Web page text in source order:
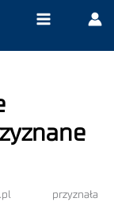
przyznała